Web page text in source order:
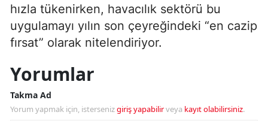
hızla tükenirken, havacılık sektörü bu
uygulamayı yılın son çeyreğindeki “en cazip
fırsat” olarak nitelendiriyor.
Yorumlar
Takma Ad
Yorum yapmak için, istersenizgiriş yapabilirveya kayıt olabilirsiniz.